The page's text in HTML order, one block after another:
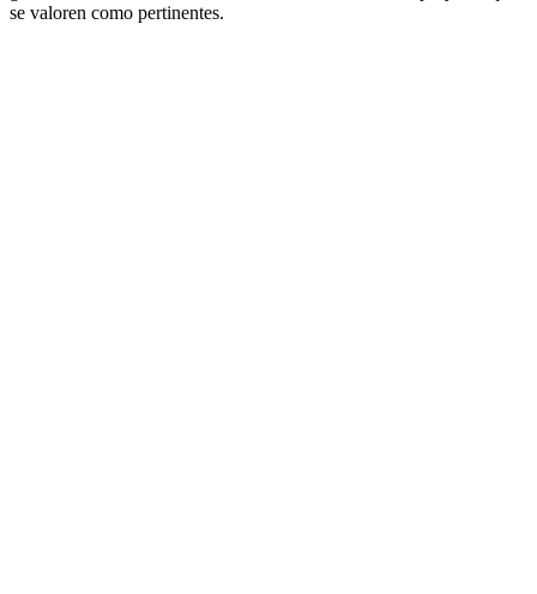
se valoren como pertinentes.